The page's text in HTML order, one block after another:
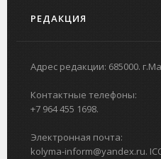
РЕДАКЦИЯ
Адрес редакции: 685000.
Контактные телефоны:
+7 964 455 1698.
Электронная почта:
kolyma-inform@yandex.ru.